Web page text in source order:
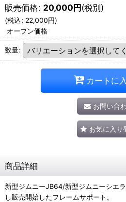
販売価格: 20,000円(税別)
(税込: 22,000円)
オープン価格
数量:
カートに
お問い合
お気に入り
商品詳細
新型ジムニーJB64/新型ジムニーシエ
し販売開始したフレームサポート。